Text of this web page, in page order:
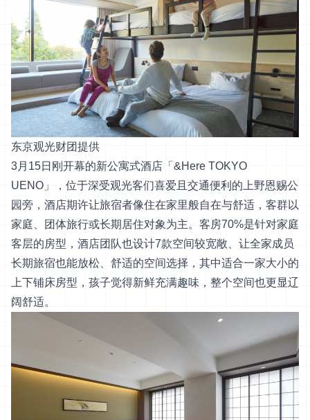
东京观光财团提供
3月15日刚开幕的新公寓式酒店「&Here TOKYO
UENO」，位于深受观光客们喜爱且交通便利的上野恩赐公
园旁，酒店期许让旅宿者像住在家里般自在与舒适，客群以
家庭、团体旅行或长期居住对象为主。客房70%是针对家庭
客层的房型，酒店团队也设计7款空间较宽敞、让全家成员
长期旅宿也能放松、舒适的空间选择，其中适合一家大小的
上下铺床房型，孩子觉得新鲜充满趣味，整个空间也更显辽
阔舒适。